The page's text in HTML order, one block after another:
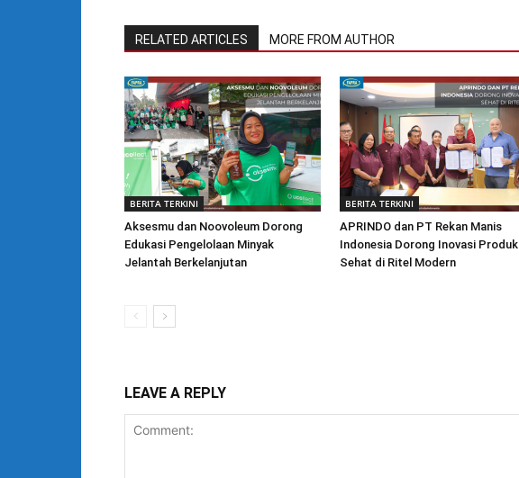
RELATED ARTICLES MORE FROM AUTHOR
BERITA TERKINI
Aksesmu dan Noovoleum Dorong
Edukasi Pengelolaan Minyak
Jelantah Berkelanjutan
BERITA TERKINI
APRINDO dan PT Rekan Manis
Indonesia Dorong Inovasi Produk
Sehat di Ritel Modern
LEAVE A REPLY